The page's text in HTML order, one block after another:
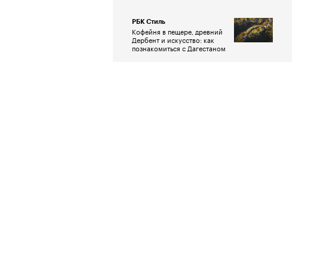
РБК Стиль
Кофейня в пещере, древний
Дербент и искусство: как
познакомиться с Дагестаном